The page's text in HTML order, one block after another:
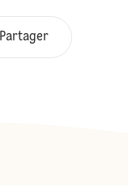
Partager